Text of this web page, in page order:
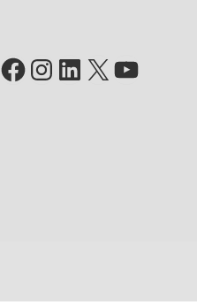
Facebook
Instagram
LinkedIn
X